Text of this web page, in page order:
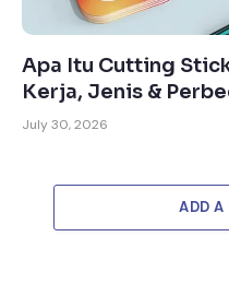
Apa Itu Cutting
Kerja, Jenis &
July 30, 2026
ADD